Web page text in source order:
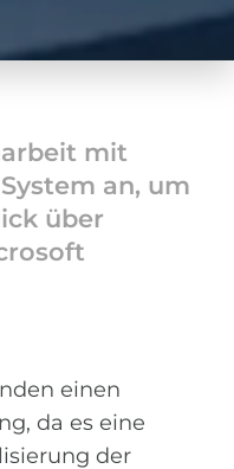
mit
an, um
über
einen
da es eine
der